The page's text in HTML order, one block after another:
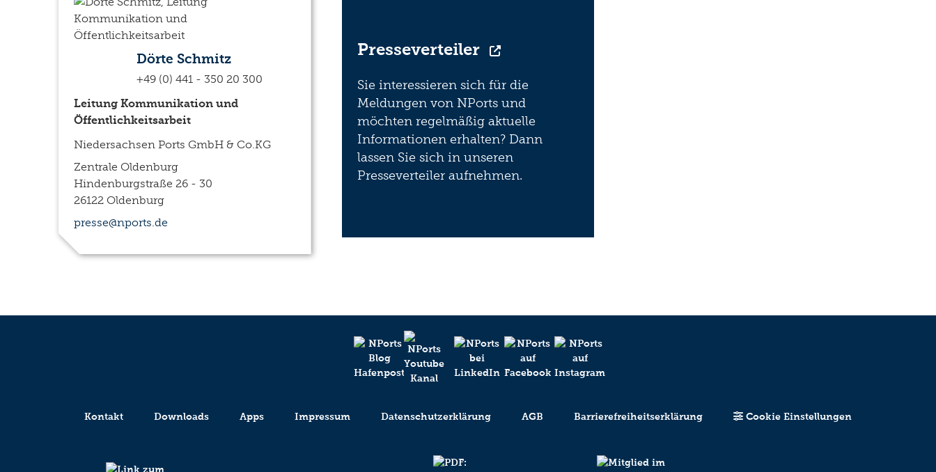
Dörte Schmitz
+49 (0) 441 - 350 20 300
Leitung Kommunikation und
Öffentlichkeitsarbeit
Niedersachsen Ports GmbH & Co.KG
Zentrale Oldenburg
Hindenburgstraße 26 - 30
26122 Oldenburg
presse@nports.de
Presseverteiler
Sie interessieren sich für die
Meldungen von NPorts und
möchten regelmäßig aktuelle
Informationen erhalten? Dann
lassen Sie sich in unseren
Presseverteiler aufnehmen.
Kontakt Downloads Apps Impressum Datenschutzerklärung AGB Barrierefreiheitserklärung Cookie Einstellungen